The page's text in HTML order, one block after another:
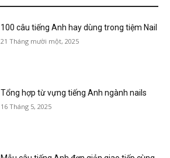
100 câu tiếng Anh hay dùng trong tiệm Nail
21 Tháng mười một, 2025
Tổng hợp từ vựng tiếng Anh ngành nails
16 Tháng 5, 2025